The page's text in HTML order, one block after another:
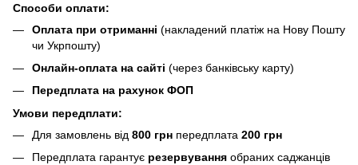
Способи оплати:
Оплата при отриманні (накладений платіж на Нову Пошту
чи Укрпошту)
Онлайн-оплата на сайті (через банківську карту)
Передплата на рахунок ФОП
Умови передплати:
Для замовлень від 800 грн передплата 200 грн
Передплата гарантує резервування обраних саджанців